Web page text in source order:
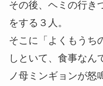
その後、ヘミの行き
をする３人。
そこに「よくもうち
しといて、食事なん
ノ母ミンギョンが怒